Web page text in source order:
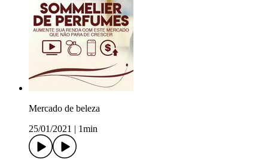
Mercado de beleza
25/01/2021
1min